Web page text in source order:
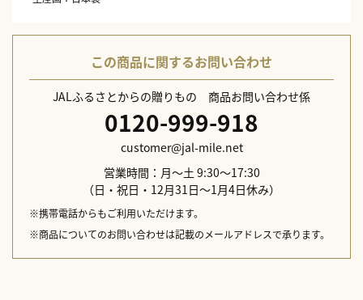
この商品に関するお問い合わせ
JALふるさとからの贈りもの 商品お問い合わせ係
0120-999-918
customer@jal-mile.net
営業時間：月～土 9:30～17:30
（日・祝日・12月31日～1月4日休み）
※携帯電話からもご利用いただけます。
※商品についてのお問い合わせは記載のメールアドレスで承ります。